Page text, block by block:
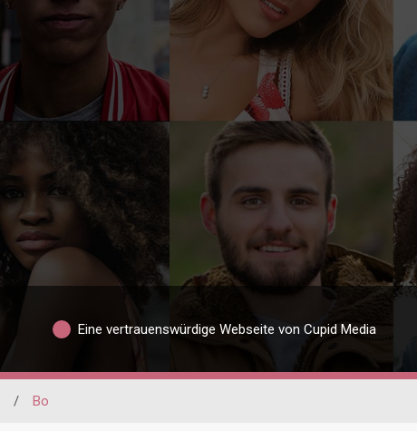
Eine vertrauenswürdige Webseite von Cupid Media
/ Bo